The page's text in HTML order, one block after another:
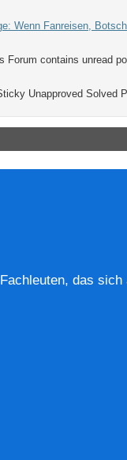
Wenn Fanreisen,
Forum contains unread
Unapproved Solved
das